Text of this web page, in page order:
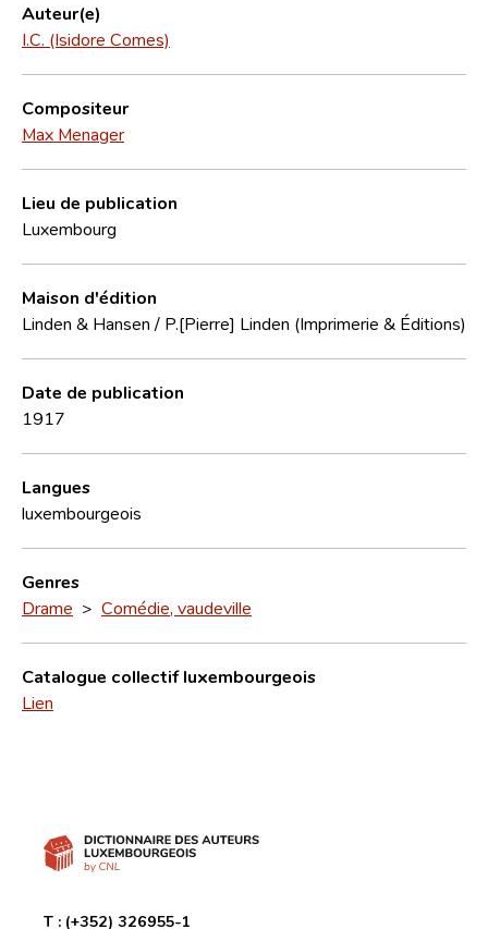
Auteur(e)
I.C. (Isidore Comes)
Compositeur
Max Menager
Lieu de publication
Luxembourg
Maison d'édition
Linden & Hansen / P.[Pierre] Linden (Imprimerie & Éditions)
Date de publication
1917
Langues
luxembourgeois
Genres
Drame > Comédie, vaudeville
Catalogue collectif luxembourgeois
Lien
T : (+352) 326955-1